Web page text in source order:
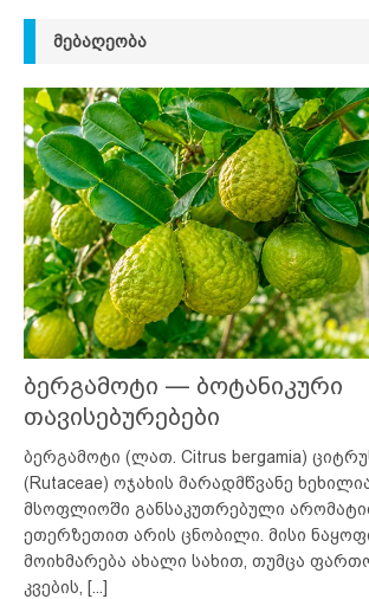
ᲛᲔᲑᲐᲦᲔᲝᲑᲐ
ბერგამოტი — ბოტანიკური
თავისებურებები
ბერგამოტი (ლათ. Citrus bergamia)
(Rutaceae) ოჯახის მარადმწვანე
მსოფლიოში განსაკუთრებული
ეთერზეთით არის ცნობილი. მისი
მოიხმარება ახალი სახით, თუმცა
კვების, [...]